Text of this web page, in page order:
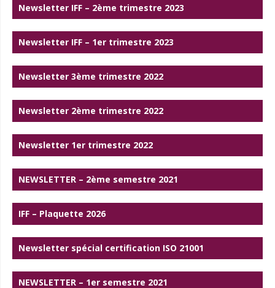
Newsletter IFF – 2ème trimestre 2023
Newsletter IFF – 1er trimestre 2023
Newsletter 3ème trimestre 2022
Newsletter 2ème trimestre 2022
Newsletter 1er trimestre 2022
NEWSLETTER – 2ème semestre 2021
IFF – Plaquette 2026
Newsletter spécial certification ISO 21001
NEWSLETTER – 1er semestre 2021